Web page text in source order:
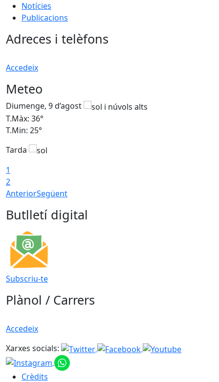
Notícies
Publicacions
Adreces i telèfons
Accedeix
Meteo
Diumenge, 9 d’agost
T.Màx: 36°
T.Min: 25°
Tarda
1
2
AnteriorSegüent
Butlletí digital
Subscriu-te
Plànol / Carrers
Accedeix
Xarxes socials:
Crèdits